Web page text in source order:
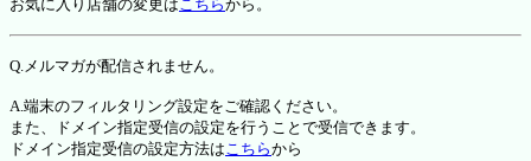
お気に入り店舗の変更はこちらから。
Q.メルマガが配信されません。
A.端末のフィルタリング設定をご確認ください。
また、ドメイン指定受信の設定を行うことで受信できます。
ドメイン指定受信の設定方法はこちらから